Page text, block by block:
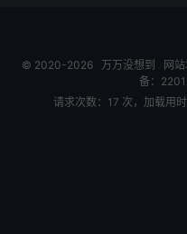
© 2020-2026 万万没想到 网
备：
请求次数：17 次，加载用